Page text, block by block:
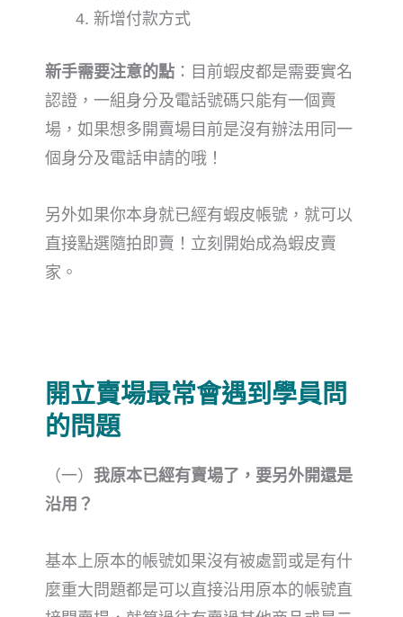
新增付款方式
新手需要注意的點 ：目前蝦皮都是需要實名
認證，一組身分及電話號碼只能有一個賣
場，如果想多開賣場目前是沒有辦法用同一
個身分及電話申請的哦！
另外如果你本身就已經有蝦皮帳號，就可以
直接點選隨拍即賣！立刻開始成為蝦皮賣
家。
開立賣場最常會遇到學員問
的問題
（一） 我原本已經有賣場了，要另外開還是
沿用？
基本上原本的帳號如果沒有被處罰或是有什
麼重大問題都是可以直接沿用原本的帳號直